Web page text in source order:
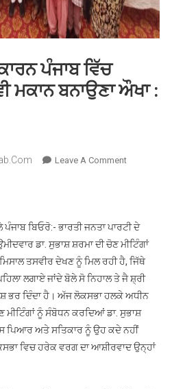
ਪੰਜਾਬ ਵਿੱਚ
ਮਕਾਨ ਬਨਾਉਣਾ ਔਖਾ :
Leave A CommentOn
ਰੇਟਾਂ
ਕਾਰਨ
ਪੰਜਾਬ
ਪਹਿਲਾ
ਵੀ
’ਤੇ
ਹੁਣ
ਵੀ
ਬਿਓਰੋ:- ਭਾਰਤੀ ਜਨਤਾ ਪਾਰਟੀ ਦੇ
ਡਾ. ਸੁਭਾਸ਼ ਸ਼ਰਮਾ ਦੀ ਚੋਣ ਮੀਟਿੰਗਾਂ
ਤਸਵੀਰ ਦੇਖਣ ਨੂੰ ਮਿਲ ਰਹੀ ਹੈ, ਜਿੱਥੇ
ਲਗਾਏ ਜਾਂਦੇ ਬੋਲੇ ਸੋ ਨਿਹਾਲ ਤੇ ਜੈ ਸ਼੍ਰੀ
ਭਰ ਦਿੰਦਾ ਹੈ। ਅੱਜ ਲੋਕਸਭਾ ਹਲਕੇ ਅਧੀਨ
ਨੂੰ ਸੰਬੋਧਨ ਕਰਦਿਆਂ ਡਾ. ਸੁਭਾਸ਼
ਪਿਆਰ ਅਤੇ ਸਤਿਕਾਰ ਨੂੰ ਉਹ ਕਦੇ ਨਹੀਂ
ਵਿਚ ਹਰੇਕ ਵਰਗ ਦਾ ਆਸ਼ੀਰਵਾਦ ਉਨ੍ਹਾਂ